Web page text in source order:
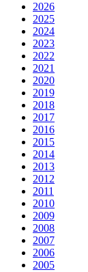
2026
2025
2024
2023
2022
2021
2020
2019
2018
2017
2016
2015
2014
2013
2012
2011
2010
2009
2008
2007
2006
2005